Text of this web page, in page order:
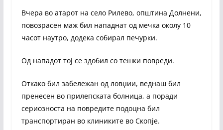
Вчера во атарот на село Рилево, општина Долнени,
повозрасен маж бил нападнат од мечка околу 10
часот наутро, додека собирал печурки.
Од нападот тој се здобил со тешки повреди.
Откако бил забележан од ловџии, веднаш бил
пренесен во прилепската болница, а поради
сериозноста на повредите подоцна бил
транспортиран во клиниките во Скопје.